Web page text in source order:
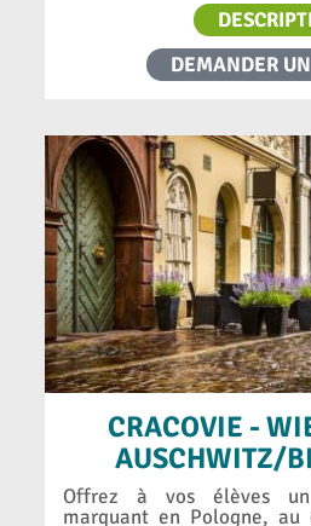
DEMANDER
CRACOVIE -
AUSCHWITZ/
Offrez à vos élèves
marquant en Pologne,